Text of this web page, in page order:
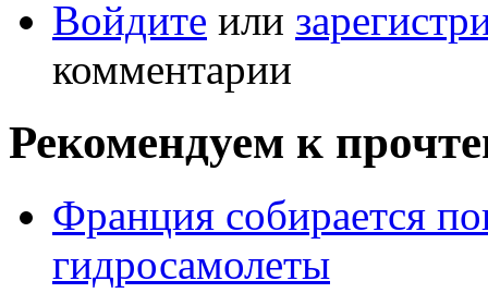
Войдите или
комментарии
Рекомендуем к
Франция собирается
гидросамолеты